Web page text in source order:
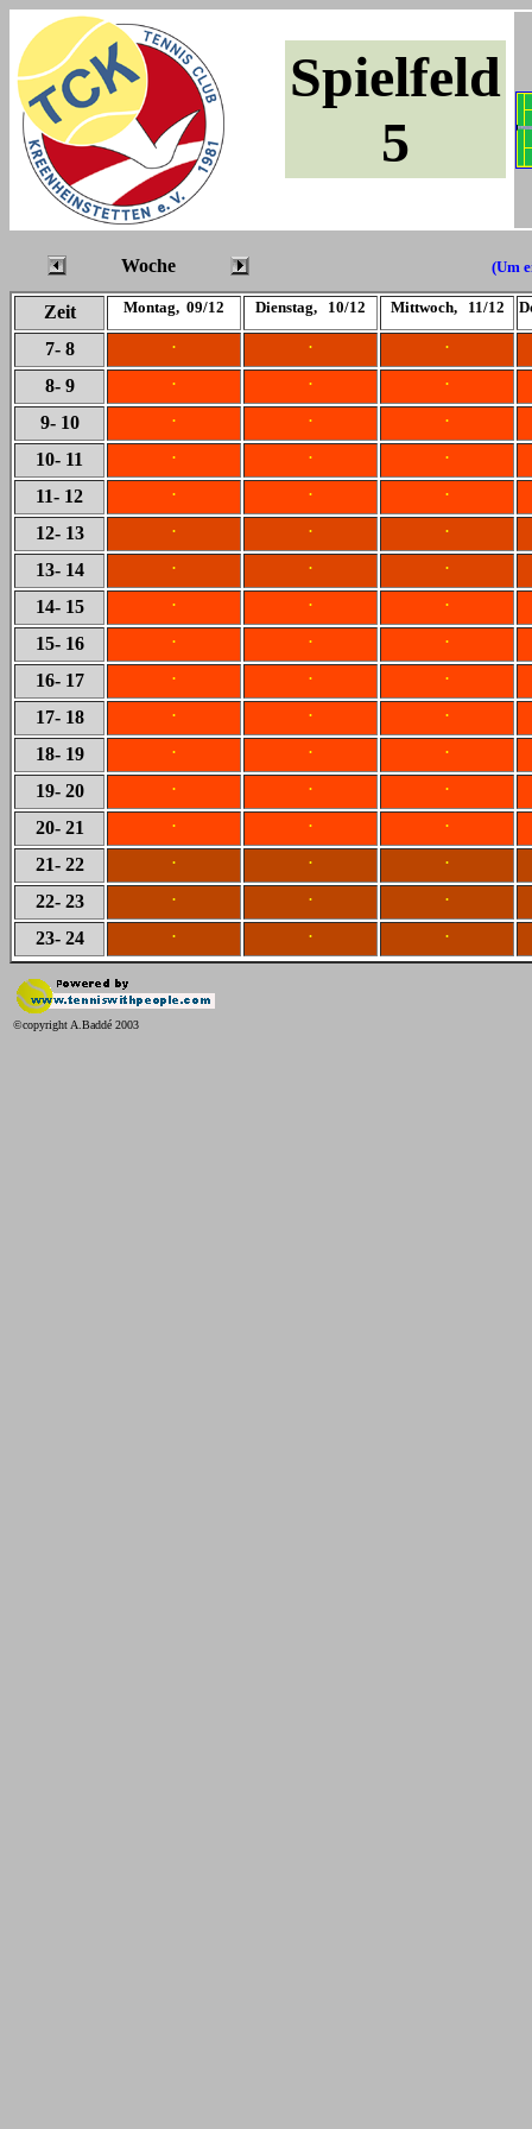
Spielfeld
5
Woche (Um
Zeit Montag, 09/12 Dienstag, 10/12 Mittwoch, 11/12
7- 8 . . .
8- 9 . . .
9- 10 . . .
10- 11 . . .
11- 12 . . .
12- 13 . . .
13- 14 . . .
14- 15 . . .
15- 16 . . .
16- 17 . . .
17- 18 . . .
18- 19 . . .
19- 20 . . .
20- 21 . . .
21- 22 . . .
22- 23 . . .
23- 24 . . .
©copyright A.Baddé 2003